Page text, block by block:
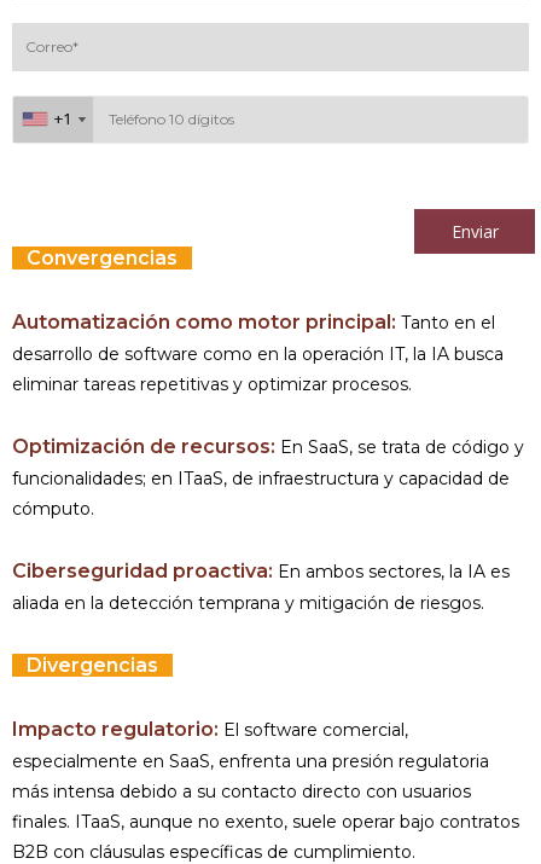
+1
+1
Enviar
Convergencias
Automatización como motor principal: Tanto en el
desarrollo de software como en la operación IT, la IA busca
eliminar tareas repetitivas y optimizar procesos.
Optimización de recursos: En SaaS, se trata de código y
funcionalidades; en ITaaS, de infraestructura y capacidad de
cómputo.
Ciberseguridad proactiva: En ambos sectores, la IA es
aliada en la detección temprana y mitigación de riesgos.
Divergencias
Impacto regulatorio: El software comercial,
especialmente en SaaS, enfrenta una presión regulatoria
más intensa debido a su contacto directo con usuarios
finales. ITaaS, aunque no exento, suele operar bajo contratos
B2B con cláusulas específicas de cumplimiento.